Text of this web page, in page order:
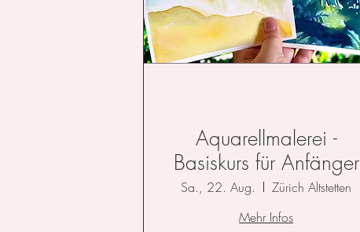
Aquarellmalerei -
Basiskurs für Anfänger
Sa., 22. Aug.
Zürich Altstetten
Mehr Infos